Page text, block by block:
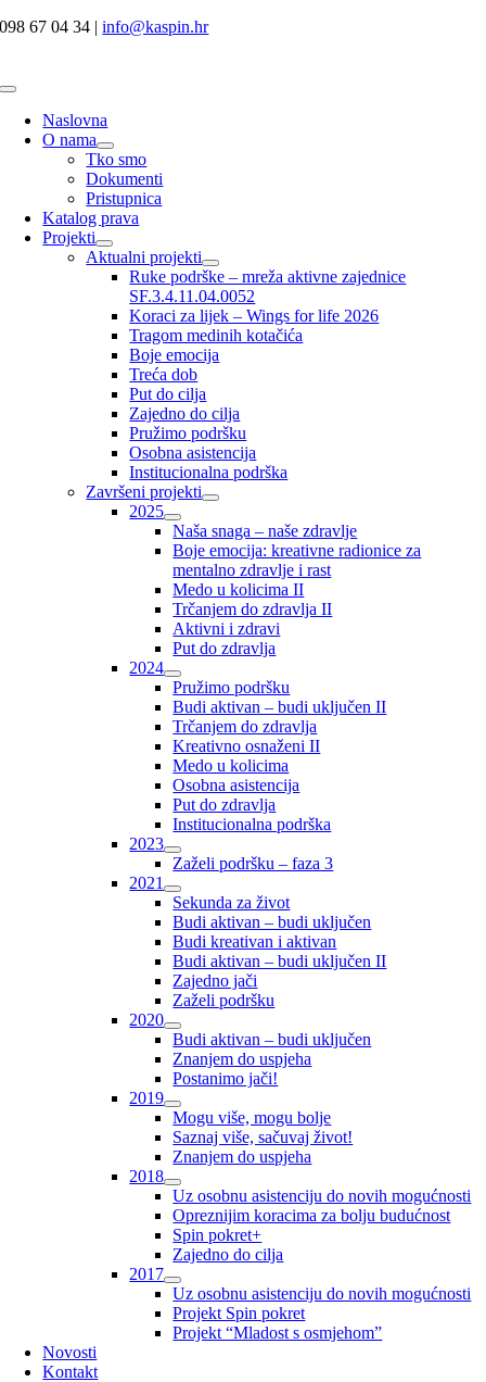
Skip
098 67 04 34 |info@kaspin.hr
Toggle
NavigationNaslovna
O nama
Tko smo
Dokumenti
Pristupnica
Katalog prava
Projekti
Aktualni projekti
Ruke podrške – mreža aktivne zajednice
SF.3.4.11.04.0052
Koraci za lijek – Wings for life 2026
Tragom medinih kotačića
Boje emocija
Treća dob
Put do cilja
Zajedno do cilja
Pružimo podršku
Osobna asistencija
Institucionalna podrška
Završeni projekti
2025
Naša snaga – naše zdravlje
Boje emocija: kreativne radionice za
mentalno zdravlje i rast
Medo u kolicima II
Trčanjem do zdravlja II
Aktivni i zdravi
Put do zdravlja
2024
Pružimo podršku
Budi aktivan – budi uključen II
Trčanjem do zdravlja
Kreativno osnaženi II
Medo u kolicima
Osobna asistencija
Put do zdravlja
Institucionalna podrška
2023
Zaželi podršku – faza 3
2021
Sekunda za život
Budi aktivan – budi uključen
Budi kreativan i aktivan
Budi aktivan – budi uključen II
Zajedno jači
Zaželi podršku
2020
Budi aktivan – budi uključen
Znanjem do uspjeha
Postanimo jači!
2019
Mogu više, mogu bolje
Saznaj više, sačuvaj život!
Znanjem do uspjeha
2018
Uz osobnu asistenciju do novih mogućnosti
Opreznijim koracima za bolju budućnost
Spin pokret+
Zajedno do cilja
2017
Uz osobnu asistenciju do novih mogućnosti
Projekt Spin pokret
Projekt “Mladost s osmjehom”
Novosti
Kontakt